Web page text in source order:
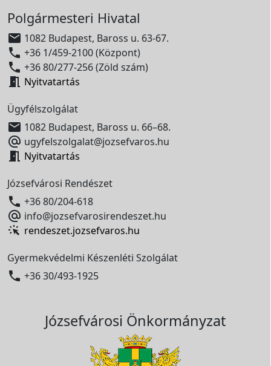
Polgármesteri Hivatal
 1082 Budapest, Baross u. 63-67.
 +36 1/459-2100 (Központ)
 +36 80/277-256 (Zöld szám)
 Nyitvatartás
Ügyfélszolgálat
 1082 Budapest, Baross u. 66–68.
 ugyfelszolgalat@jozsefvaros.hu
 Nyitvatartás
Józsefvárosi Rendészet
 +36 80/204-618
 info@jozsefvarosirendeszet.hu
rendeszet.jozsefvaros.hu
Gyermekvédelmi Készenléti Szolgálat
 +36 30/493-1925
Józsefvárosi Önkormányzat